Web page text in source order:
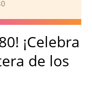
¡Celebra
de los